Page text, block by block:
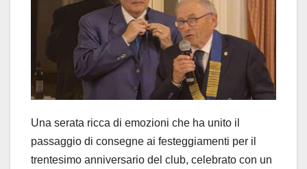
Una serata ricca di emozioni che ha unito il
passaggio di consegne ai festeggiamenti per il
trentesimo anniversario del club, celebrato con un